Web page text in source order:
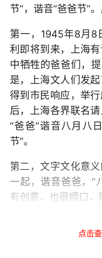
节”，谐音“爸爸节”
第一，1945年8月8
利即将到来，上海
中牺牲的爸爸们，
是，上海文人们发
得到市民响应，举
后，上海各界联名
“爸爸”谐音八月八
节”。
第二，文字文化意
一起，谐音爸爸，“
有创意，也很顺口，
第三，中华孝文化
承，思想、理念、
点击